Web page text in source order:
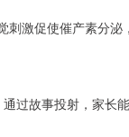
激促使催产素分泌
过故事投射，家长